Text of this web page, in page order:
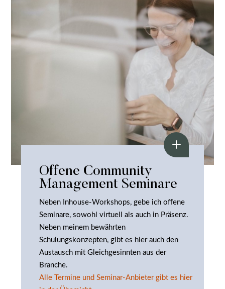
Offene Community
Management Seminare
Neben Inhouse-Workshops, gebe ich offene
Seminare, sowohl virtuell als auch in Präsenz.
Neben meinem bewährten
Schulungskonzepten, gibt es hier auch den
Austausch mit Gleichgesinnten aus der
Branche.
Alle Termine und Seminar-Anbieter gibt es hier